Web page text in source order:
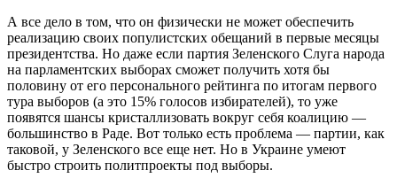
А все дело в том, что он физически не может обеспечить
реализацию своих популистских обещаний в первые месяцы
президентства. Но даже если партия Зеленского Слуга народа
на парламентских выборах сможет получить хотя бы
половину от его персонального рейтинга по итогам первого
тура выборов (а это 15% голосов избирателей), то уже
появятся шансы кристаллизовать вокруг себя коалицию —
большинство в Раде. Вот только есть проблема — партии, как
таковой, у Зеленского все еще нет. Но в Украине умеют
быстро строить политпроекты под выборы.